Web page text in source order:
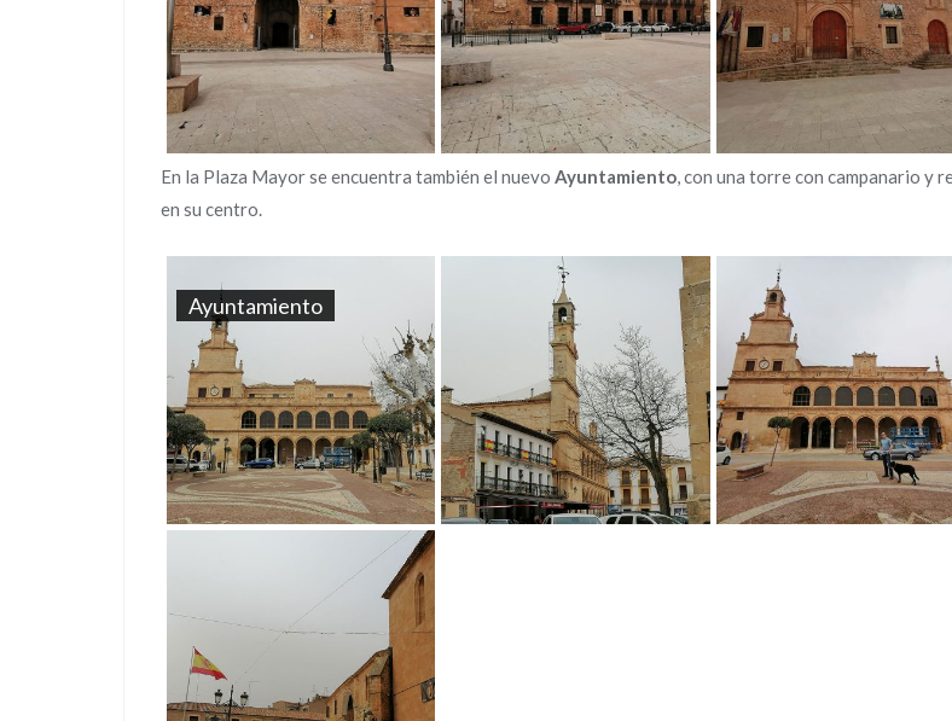
En la Plaza Mayor se encuentra también el nuevo Ayuntamiento, con una torre con campanario y
en su centro.
Ayuntamiento